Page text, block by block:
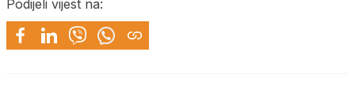
Podijeli vijest na: